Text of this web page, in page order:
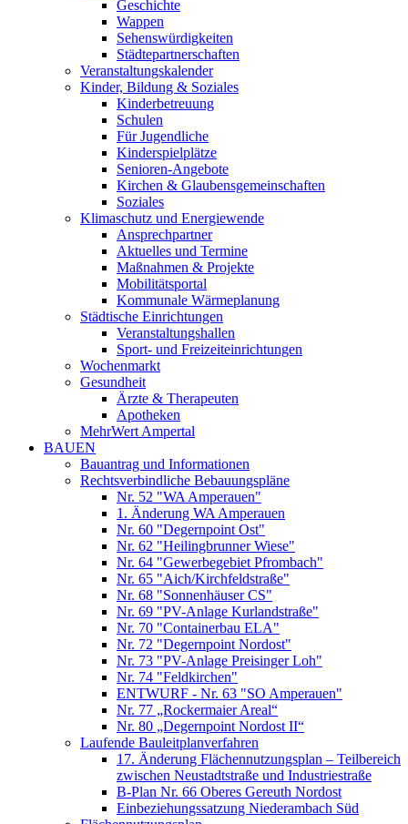
Geschichte
Wappen
Sehenswürdigkeiten
Städtepartnerschaften
Veranstaltungskalender
Kinder, Bildung & Soziales
Kinderbetreuung
Schulen
Für Jugendliche
Kinderspielplätze
Senioren-Angebote
Kirchen & Glaubensgemeinschaften
Soziales
Klimaschutz und Energiewende
Ansprechpartner
Aktuelles und Termine
Maßnahmen & Projekte
Mobilitätsportal
Kommunale Wärmeplanung
Städtische Einrichtungen
Veranstaltungshallen
Sport- und Freizeiteinrichtungen
Wochenmarkt
Gesundheit
Ärzte & Therapeuten
Apotheken
MehrWert Ampertal
BAUEN
Bauantrag und Informationen
Rechtsverbindliche Bebauungspläne
Nr. 52 "WA Amperauen"
1. Änderung WA Amperauen
Nr. 60 "Degernpoint Ost"
Nr. 62 "Heilingbrunner Wiese"
Nr. 64 "Gewerbegebiet Pfrombach"
Nr. 65 "Aich/Kirchfeldstraße"
Nr. 68 "Sonnenhäuser CS"
Nr. 69 "PV-Anlage Kurlandstraße"
Nr. 70 "Containerbau ELA"
Nr. 72 "Degernpoint Nordost"
Nr. 73 "PV-Anlage Preisinger Loh"
Nr. 74 "Feldkirchen"
ENTWURF - Nr. 63 "SO Amperauen"
Nr. 77 „Rockermaier Areal“
Nr. 80 „Degernpoint Nordost II“
Laufende Bauleitplanverfahren
17. Änderung Flächennutzungsplan – Teilbereich
zwischen Neustadtstraße und Industriestraße
B-Plan Nr. 66 Oberes Gereuth Nordost
Einbeziehungssatzung Niederambach Süd